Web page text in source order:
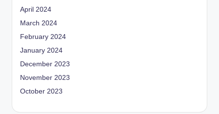
April 2024
March 2024
February 2024
January 2024
December 2023
November 2023
October 2023